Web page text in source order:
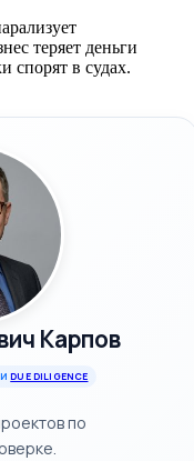
теряет деньги
спорят в судах.
Карпов
DUE DILIGENCE
по